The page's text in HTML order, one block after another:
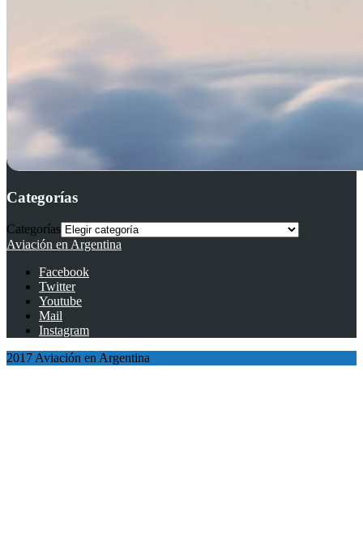
Categorías
Categorías
Aviación en Argentina
Facebook
Twitter
Youtube
Mail
Instagram
2017 Aviación en Argentina